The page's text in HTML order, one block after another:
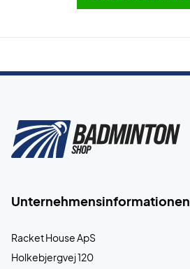
Unternehmensinformationen
Racket House ApS
Holkebjergvej 120